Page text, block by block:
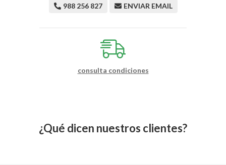
988 256 827 ENVIAR EMAIL
consulta condiciones
¿Qué dicen nuestros clientes?